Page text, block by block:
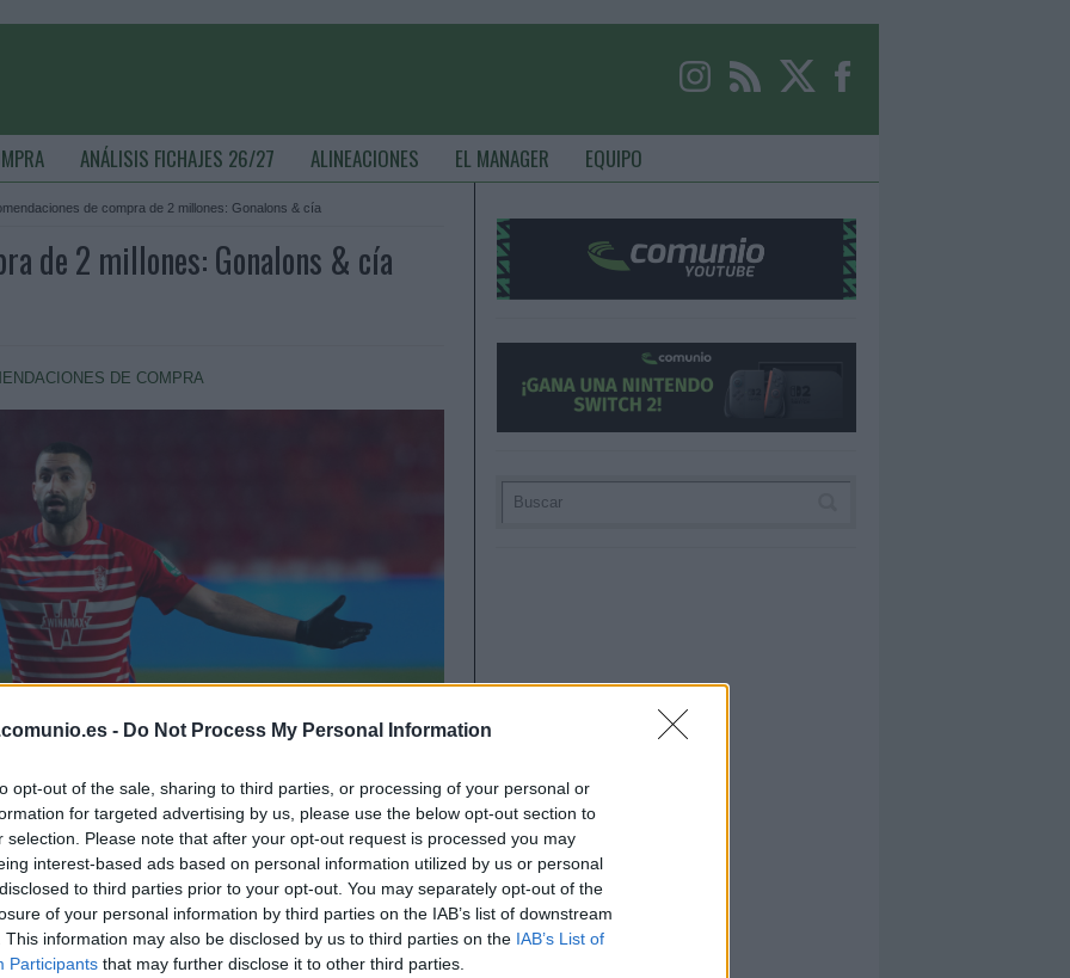
- Do Not Process My Personal Information
opt-out of the sale, sharing to third parties, or processing of your personal or
for targeted advertising by us, please use the below opt-out section to
selection. Please note that after your opt-out request is processed you may
interest-based ads based on personal information utilized by us or personal
to third parties prior to your opt-out. You may separately opt-out of the
of your personal information by third parties on the IAB’s list of downstream
This information may also be disclosed by us to third parties on the IAB’s List of
Participants that may further disclose it to other third parties.
ANÁLISIS FICHAJES 26/27 ALINEACIONES EL MANAGER EQUIPO
de compra de 2 millones: Gonalons & cía
de 2 millones: Gonalons & cía
DE COMPRA
el presupuesto en Depay, Benzema o Luis